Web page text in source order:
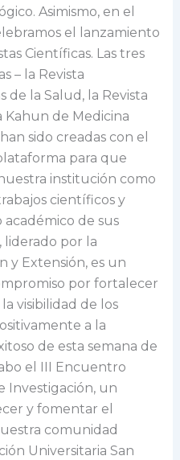
Asimismo, en el
el lanzamiento
Científicas. Las tres
– la Revista
de la Salud, la Revista
Kahun de Medicina
sido creadas con el
para que
institución como
científicos y
de sus
liderado por la
y Extensión, es un
por fortalecer
visibilidad de los
a la
de esta semana de
el III Encuentro
Investigación, un
y fomentar el
comunidad
Universitaria San